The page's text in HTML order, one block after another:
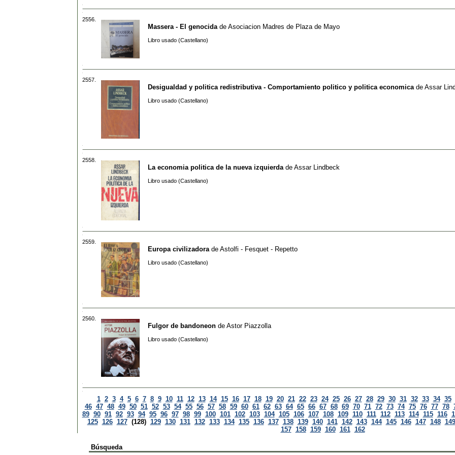
2556.
Massera - El genocida de Asociacion Madres de Plaza de Mayo
Libro usado (Castellano)
2557.
Desigualdad y politica redistributiva - Comportamiento politico y politica economica de Assar
Libro usado (Castellano)
2558.
La economia politica de la nueva izquierda de Assar Lindbeck
Libro usado (Castellano)
2559.
Europa civilizadora de Astolfi - Fesquet - Repetto
Libro usado (Castellano)
2560.
Fulgor de bandoneon de Astor Piazzolla
Libro usado (Castellano)
1 2 3 4 5 6 7 8 9 10 11 12 13 14 15 16 17 18 19 20 21 22 23 24 25 26 27 28 29 30 31 32 33 34 35
46 47 48 49 50 51 52 53 54 55 56 57 58 59 60 61 62 63 64 65 66 67 68 69 70 71 72 73 74 75 76 77 78
89 90 91 92 93 94 95 96 97 98 99 100 101 102 103 104 105 106 107 108 109 110 111 112 113 114 115 116
125 126 127 (128) 129 130 131 132 133 134 135 136 137 138 139 140 141 142 143 144 145 146 147 148 149
157 158 159 160 161 162
Búsqueda